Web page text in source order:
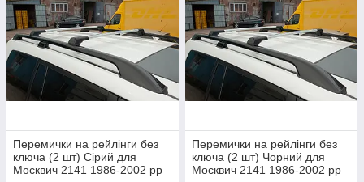
Перемички на рейлінги без
ключа (2 шт) Сірий для
Москвич 2141 1986-2002 рр
Перемички на рейлінги без
ключа (2 шт) Чорний для
Москвич 2141 1986-2002 рр